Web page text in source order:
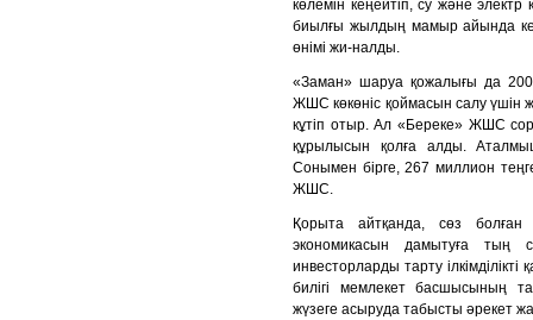
көлемін кеңейтіп, су және
биылғы жылдың мамыр айында
өнімі жи-налды.
«Заман» шаруа қожалығы да
ЖШС көкөніс қоймасын салу үшін
кұтіп отыр. Ал «Береке» ЖШС
құрылысын қолға алды.
Сонымен бірге, 267 миллион
ЖШС.
Қорыта айтқанда, сөз болған
экономикасын дамытуға тың
инвесторларды тарту
билігі мемлекет басшысының
жүзеге асыруда табысты әрекет